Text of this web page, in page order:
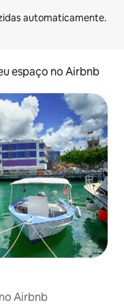
espaço no Airbnb
Airbnb